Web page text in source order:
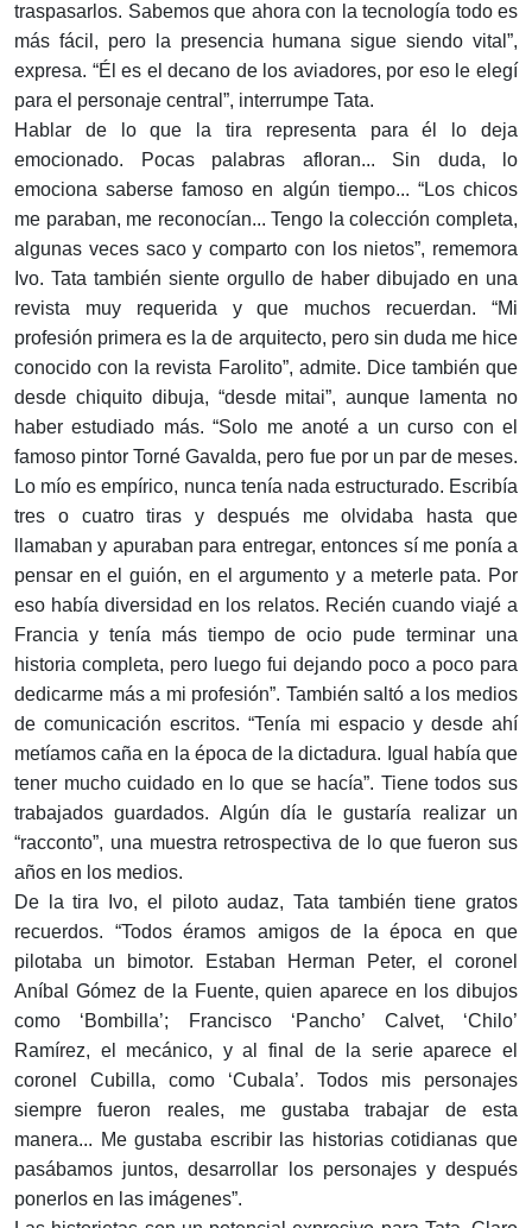
traspasarlos. Sabemos que ahora con la tecnología todo es
más fácil, pero la presencia humana sigue siendo vital”,
expresa. “Él es el decano de los aviadores, por eso le elegí
para el personaje central”, interrumpe Tata.
Hablar de lo que la tira representa para él lo deja
emocionado. Pocas palabras afloran... Sin duda, lo
emociona saberse famoso en algún tiempo... “Los chicos
me paraban, me reconocían... Tengo la colección completa,
algunas veces saco y comparto con los nietos”, rememora
Ivo. Tata también siente orgullo de haber dibujado en una
revista muy requerida y que muchos recuerdan. “Mi
profesión primera es la de arquitecto, pero sin duda me hice
conocido con la revista Farolito”, admite. Dice también que
desde chiquito dibuja, “desde mitai”, aunque lamenta no
haber estudiado más. “Solo me anoté a un curso con el
famoso pintor Torné Gavalda, pero fue por un par de meses.
Lo mío es empírico, nunca tenía nada estructurado. Escribía
tres o cuatro tiras y después me olvidaba hasta que
llamaban y apuraban para entregar, entonces sí me ponía a
pensar en el guión, en el argumento y a meterle pata. Por
eso había diversidad en los relatos. Recién cuando viajé a
Francia y tenía más tiempo de ocio pude terminar una
historia completa, pero luego fui dejando poco a poco para
dedicarme más a mi profesión”. También saltó a los medios
de comunicación escritos. “Tenía mi espacio y desde ahí
metíamos caña en la época de la dictadura. Igual había que
tener mucho cuidado en lo que se hacía”. Tiene todos sus
trabajados guardados. Algún día le gustaría realizar un
“racconto”, una muestra retrospectiva de lo que fueron sus
años en los medios.
De la tira Ivo, el piloto audaz, Tata también tiene gratos
recuerdos. “Todos éramos amigos de la época en que
pilotaba un bimotor. Estaban Herman Peter, el coronel
Aníbal Gómez de la Fuente, quien aparece en los dibujos
como ‘Bombilla’; Francisco ‘Pancho’ Calvet, ‘Chilo’
Ramírez, el mecánico, y al final de la serie aparece el
coronel Cubilla, como ‘Cubala’. Todos mis personajes
siempre fueron reales, me gustaba trabajar de esta
manera... Me gustaba escribir las historias cotidianas que
pasábamos juntos, desarrollar los personajes y después
ponerlos en las imágenes”.